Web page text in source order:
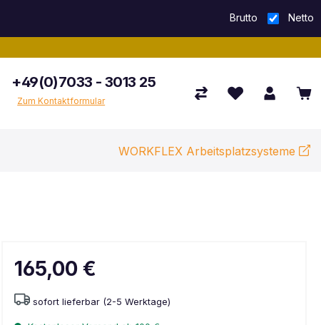
Brutto Netto
+49(0)7033 - 3013 25
Zum Kontaktformular
WORKFLEX Arbeitsplatzsysteme
165,00 €
sofort lieferbar (2-5 Werktage)